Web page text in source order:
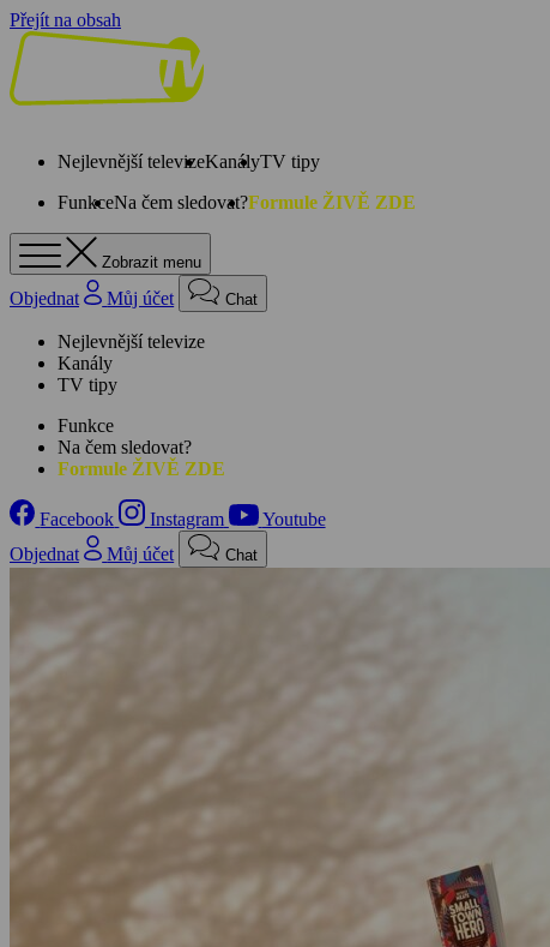
Přejít na obsah
Nejlevnější televizeKanályTV tipy
FunkceNa čem sledovat?Formule ŽIVĚ ZDE
Zobrazit menu
Objednat Můj účet Chat
Nejlevnější televize
Kanály
TV tipy
Funkce
Na čem sledovat?
Formule ŽIVĚ ZDE
Facebook Instagram
Youtube
Objednat
Můj účet Chat